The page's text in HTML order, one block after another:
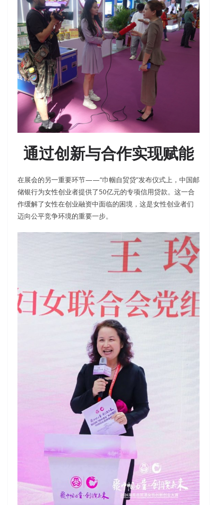
通过创新与合作实现赋能
在展会的另一重要环节——“巾帼自贸贷”发布仪式上，中国邮
储银行为女性创业者提供了50亿元的专项信用贷款。这一合
作缓解了女性在创业融资中面临的困境，这是女性创业者们
迈向公平竞争环境的重要一步。